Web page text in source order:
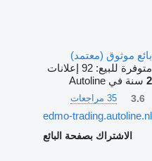
بائع موثوق (معتمد)
متوفرة للبيع: 92 إعلانات
2 سنة في Autoline
3.6 35 مراجعات
edmo-trading.autoline.nl
الاشتراك بصفحة البائع